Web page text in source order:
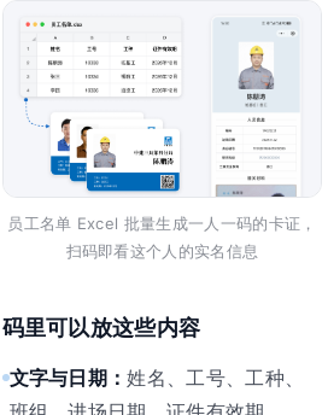
员工名单 Excel 批量生成一人一码的卡证，
扫码即看这个人的实名信息
码里可以放这些内容
文字与日期：姓名、工号、工种、